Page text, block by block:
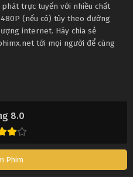
8.0
Phim
trực tuyến với nhiều chất
(nếu có) tùy theo đường
internet. Hãy chia sẻ
tới mọi người để cùng